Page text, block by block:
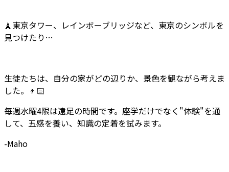
🗼東京タワー、レインボーブリッジなど、東京のシンボルを
見つけたり…
生徒たちは、自分の家がどの辺りか、景色を観ながら考えま
した。👦🏻
毎週水曜4限は遠足の時間です。座学だけでなく"体験"を通
して、五感を養い、知識の定着を試みます。
-Maho